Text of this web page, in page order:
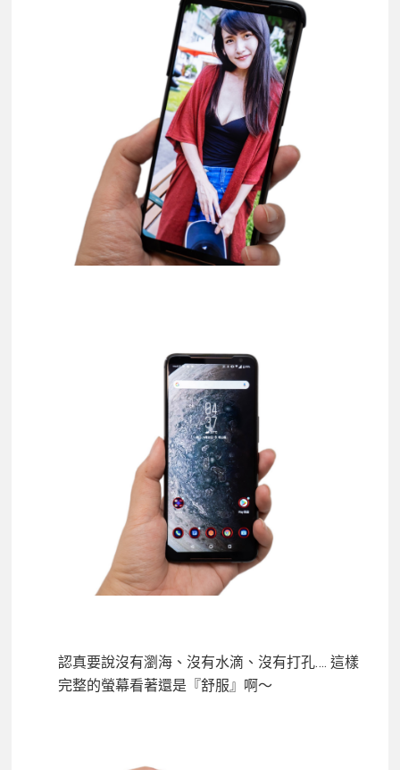
認真要說沒有瀏海、沒有水滴、沒有打孔…. 這樣
完整的螢幕看著還是『舒服』啊～